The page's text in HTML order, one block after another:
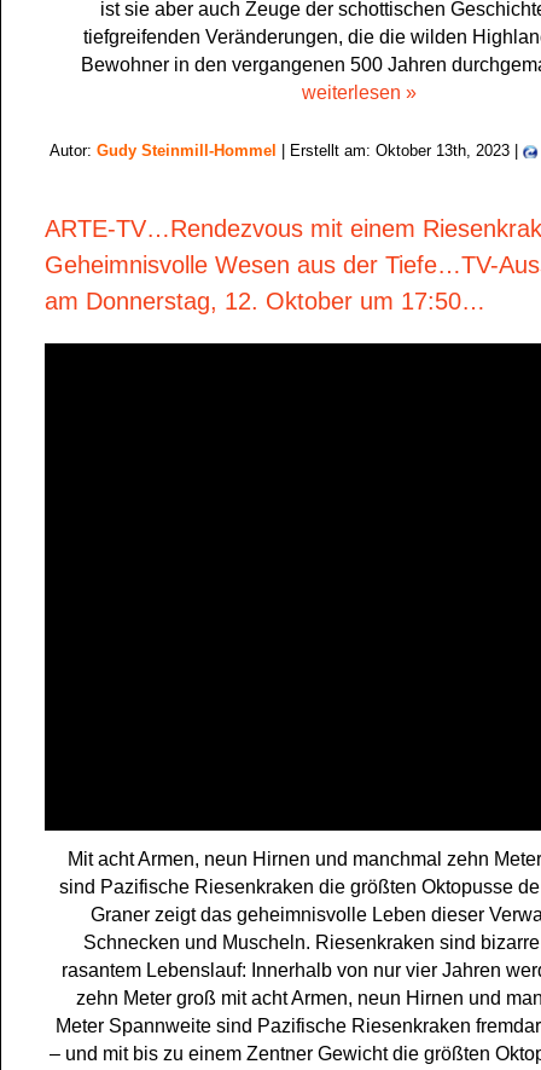
ist sie aber auch Zeuge der schottischen
tiefgreifenden Veränderungen, die die wilden
Bewohner in den vergangenen 500 Jahren
weiterlesen »
Autor: Gudy Steinmill-Hommel | Erstellt am: Oktober 13th, 2023 |
ARTE-TV…Rendezvous mit einem
Geheimnisvolle Wesen aus der Tiefe…TV-
am Donnerstag, 12. Oktober um 17:50…
Mit acht Armen, neun Hirnen und manchmal zehn
sind Pazifische Riesenkraken die größten Oktopusse
Graner zeigt das geheimnisvolle Leben dieser
Schnecken und Muscheln. Riesenkraken sind
rasantem Lebenslauf: Innerhalb von nur vier Jahren
zehn Meter groß mit acht Armen, neun Hirnen und
Meter Spannweite sind Pazifische Riesenkraken
– und mit bis zu einem Zentner Gewicht die größten